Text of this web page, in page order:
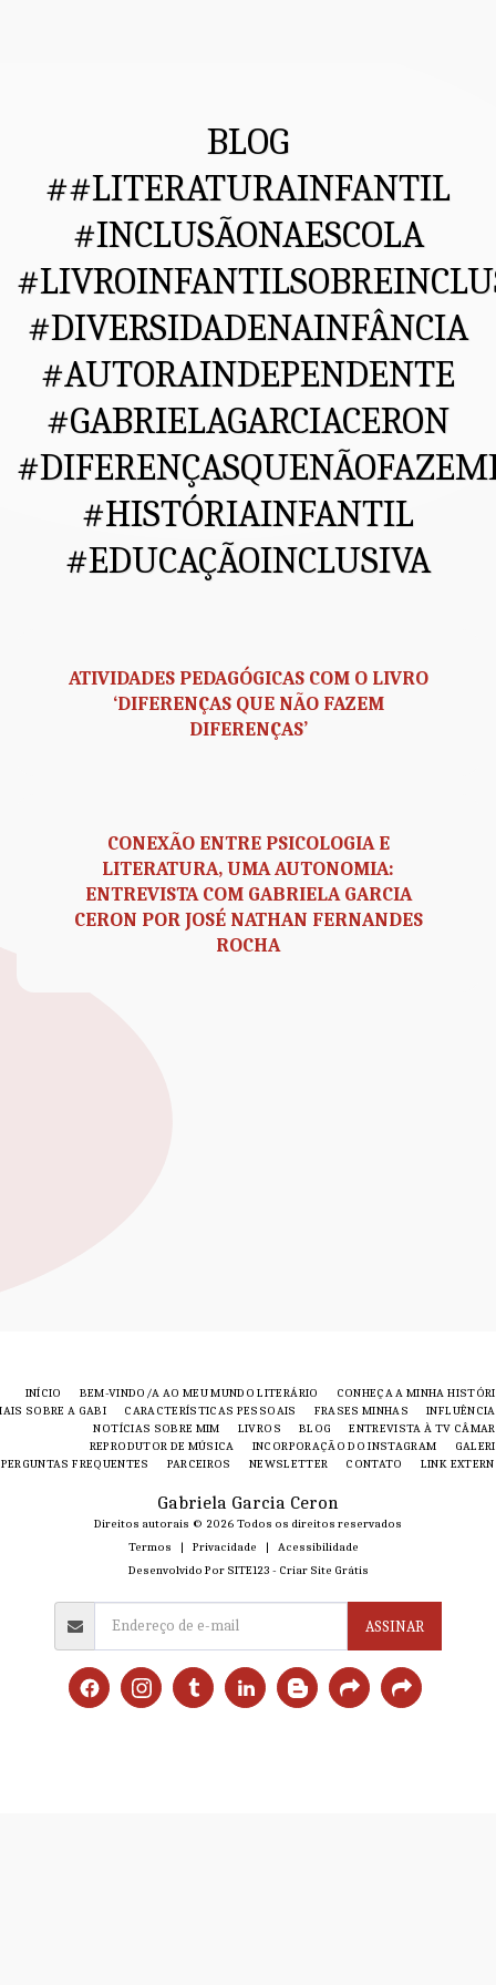
BLOG
##LITERATURAINFANTIL
#INCLUSÃONAESCOLA
#DIVERSIDADENAINFÂNCIA
#AUTORAINDEPENDENTE
#GABRIELAGARCIACERON
#HISTÓRIAINFANTIL
#EDUCAÇÃOINCLUSIVA
ATIVIDADES PEDAGÓGICAS COM O LIVRO
‘DIFERENÇAS QUE NÃO FAZEM
DIFERENÇAS’
CONEXÃO ENTRE PSICOLOGIA E
LITERATURA, UMA AUTONOMIA:
ENTREVISTA COM GABRIELA GARCIA
CERON POR JOSÉ NATHAN FERNANDES
ROCHA
Gabriela Garcia Ceron
Direitos autorais © 2026 Todos os direitos reservados
Termos | Privacidade | Acessibilidade
Desenvolvido Por SITE123 - Criar Site Grátis
INÍCIO BEM-VINDO/A AO MEU MUNDO LITERÁRIO
CONHEÇA A MINHA
SOBRE A GABI
CARACTERÍSTICAS PESSOAIS FRASES MINHAS
NOTÍCIAS SOBRE MIM
LIVROS BLOG
ENTREVISTA À TV
REPRODUTOR DE MÚSICA
INCORPORAÇÃO DO INSTAGRAM
PERGUNTAS FREQUENTES
PARCEIROS NEWSLETTER CONTATO LINK
ASSINAR